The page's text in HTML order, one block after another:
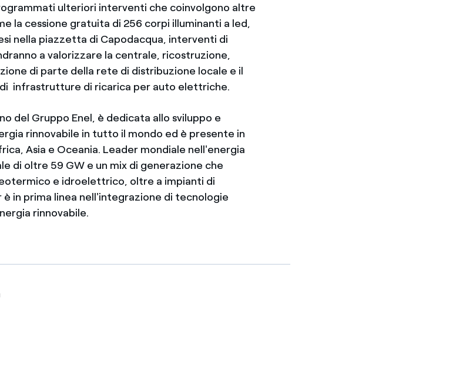
ulteriori interventi che coinvolgono altre
la cessione gratuita di 256 corpi illuminanti a led,
nella piazzetta di Capodacqua, interventi di
a valorizzare la centrale, ricostruzione,
di parte della rete di distribuzione locale e il
infrastrutture di ricarica per auto elettriche.
del Gruppo Enel, è dedicata allo sviluppo e
rinnovabile in tutto il mondo ed è presente in
Asia e Oceania. Leader mondiale nell'energia
di oltre 59 GW e un mix di generazione che
e idroelettrico, oltre a impianti di
è in prima linea nell'integrazione di tecnologie
rinnovabile.